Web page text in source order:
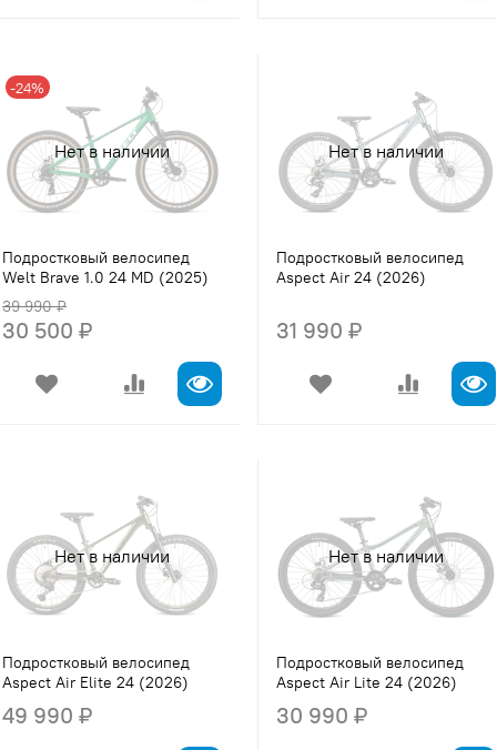
Нет в наличии
-24%
Подростковый велосипед
Welt Brave 1.0 24 MD (2025)
39 990 ₽
30 500 ₽
Нет в наличии
Подростковый велосипед
Aspect Air 24 (2026)
31 990 ₽
Нет в наличии
Подростковый велосипед
Aspect Air Elite 24 (2026)
49 990 ₽
Нет в наличии
Подростковый велосипед
Aspect Air Lite 24 (2026)
30 990 ₽